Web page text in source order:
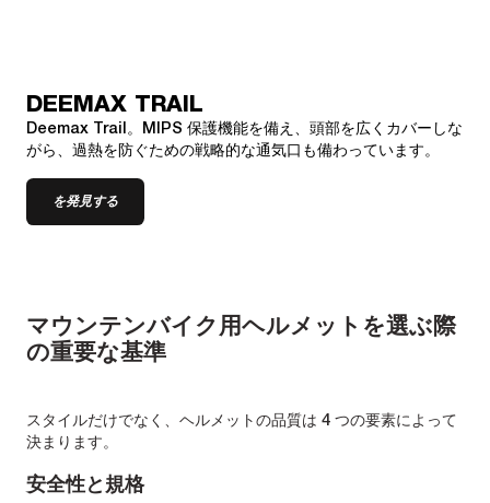
DEEMAX TRAIL
Deemax Trail。MIPS 保護機能を備え、頭部を広くカバーしな
がら、過熱を防ぐための戦略的な通気口も備わっています。
を発見する
マウンテンバイク用ヘルメットを選ぶ際
の重要な基準
スタイルだけでなく、ヘルメットの品質は 4 つの要素によって
決まります。
安全性と規格